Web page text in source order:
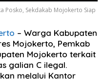
Posko, Sekdakab Mojokerto Siap
– Warga Kabupaten
Mojokerto, Pemkab
Mojokerto terkait
galian C ilegal.
melalui Kantor